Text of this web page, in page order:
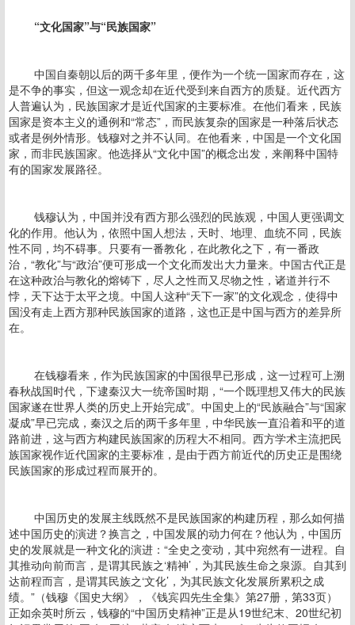
“文化国家”与“民族国家”
中国自秦朝以后的两千多年里，便作为一个统一国家而存在，这
是不争的事实，但这一观念却在近代受到来自西方的质疑。近代西方
人普遍认为，民族国家才是近代国家的主要标准。在他们看来，民族
国家是资本主义的通例和“常态”，而民族复杂的国家是一种落后状态
或者是例外情形。钱穆对之并不认同。在他看来，中国是一个文化国
家，而非民族国家。他选择从“文化中国”的概念出发，来阐释中国特
有的国家发展路径。
钱穆认为，中国并没有西方那么强烈的民族观，中国人更强调文
化的作用。他认为，依照中国人想法，天时、地理、血统不同，民族
性不同，均不碍事。只要有一番教化，在此教化之下，有一番政
治，“教化”与“政治”便可形成一个文化而发出大力量来。中国古代正是
在这种政治与教化的熔铸下，尽人之性而又尽物之性，诸道并行不
悖，天下达于太平之境。中国人这种“天下一家”的文化观念，使得中
国没有走上西方那种民族国家的道路，这也正是中国与西方的差异所
在。
在钱穆看来，作为民族国家的中国很早已形成，这一过程可上溯
春秋战国时代，下逮秦汉大一统帝国时期，“一个既理想又伟大的民族
国家遂在世界人类的历史上开始完成”。中国史上的“民族融合”与“国家
凝成”早已完成，秦汉之后的两千多年里，中华民族一直沿着和平的道
路前进，这与西方构建民族国家的历程大不相同。西方学术主流把民
族国家视作近代国家的主要标准，是由于西方前近代的历史正是围绕
民族国家的形成过程而展开的。
中国历史的发展主线既然不是民族国家的构建历程，那么如何描
述中国历史的演进？换言之，中国发展的动力何在？他认为，中国历
史的发展就是一种文化的演进：“全史之变动，其中宛然有一进程。自
其推动向前而言，是谓其民族之‘精神’，为其民族生命之泉源。自其到
达前程而言，是谓其民族之‘文化’，为其民族文化发展所累积之成
绩。”（钱穆《国史大纲》，《钱宾四先生全集》第27册，第33页）
正如余英时所云，钱穆的“中国历史精神”正是从19世纪末、20世纪初